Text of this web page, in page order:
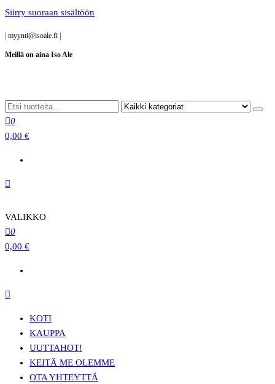
Siirry suoraan sisältöön
myynti@isoale.fi
Meillä on aina Iso Ale
0
0,00 €
VALIKKO
0
0,00 €
KOTI
KAUPPA
UUTTAHOT!
KEITÄ ME OLEMME
OTA YHTEYTTÄ